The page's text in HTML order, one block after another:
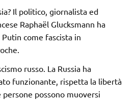
Il politico, giornalista ed
Raphaël Glucksmann ha
come fascista in
russo. La Russia ha
funzionante, rispetta la libertà
possono muoversi